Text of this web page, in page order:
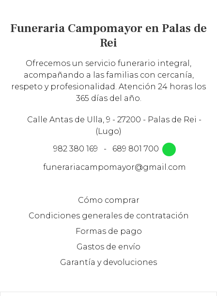
Funeraria Campomayor en Palas de
Rei
Ofrecemos un servicio funerario integral,
acompañando a las familias con cercanía,
respeto y profesionalidad. Atención 24 horas los
365 días del año.
Calle Antas de Ulla, 9 - 27200 - Palas de Rei -
(Lugo)
982 380 169
-
689 801 700
funerariacampomayor@gmail.com
Cómo comprar
Condiciones generales de contratación
Formas de pago
Gastos de envío
Garantía y devoluciones